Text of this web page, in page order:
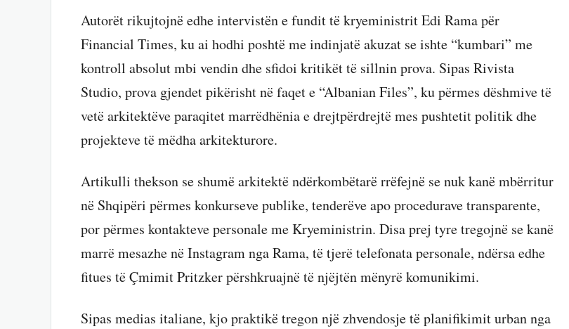
Autorët rikujtojnë edhe intervistën e fundit të kryeministrit Edi Rama për
Financial Times, ku ai hodhi poshtë me indinjatë akuzat se ishte “kumbari” me
kontroll absolut mbi vendin dhe sfidoi kritikët të sillnin prova. Sipas Rivista
Studio, prova gjendet pikërisht në faqet e “Albanian Files”, ku përmes dëshmive të
vetë arkitektëve paraqitet marrëdhënia e drejtpërdrejtë mes pushtetit politik dhe
projekteve të mëdha arkitekturore.
Artikulli thekson se shumë arkitektë ndërkombëtarë rrëfejnë se nuk kanë mbërritur
në Shqipëri përmes konkurseve publike, tenderëve apo procedurave transparente,
por përmes kontakteve personale me Kryeministrin. Disa prej tyre tregojnë se kanë
marrë mesazhe në Instagram nga Rama, të tjerë telefonata personale, ndërsa edhe
fitues të Çmimit Pritzker përshkruajnë të njëjtën mënyrë komunikimi.
Sipas medias italiane, kjo praktikë tregon një zhvendosje të planifikimit urban nga